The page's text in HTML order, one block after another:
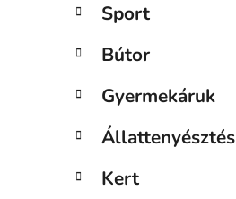
p
a
e
á
Sport
Bútor
Gyermekáruk
Állattenyésztés
Kert